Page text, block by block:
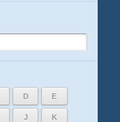
D E
J K